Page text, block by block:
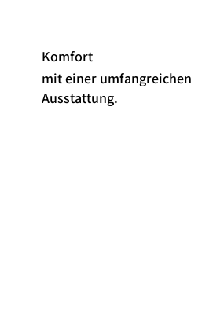
Komfort
mit einer umfangreichen
Ausstattung.